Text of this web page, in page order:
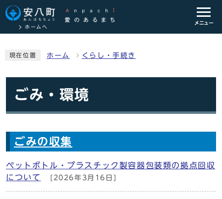
ホームへ
メニュー
現在位置 ホーム くらし・手続き
ごみ・環境
ごみの収集
ペットボトル・プラスチック製容器包装類の拠点回収
について
[2026年3月16日]